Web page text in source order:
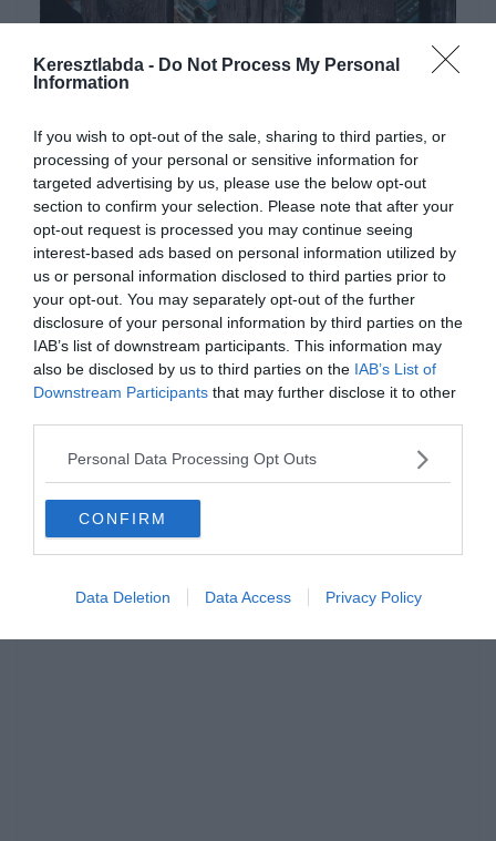
Keresztlabda - Do Not Process My Personal
Information
If you wish to opt-out of the sale, sharing to third parties, or
processing of your personal or sensitive information for
targeted advertising by us, please use the below opt-out
section to confirm your selection. Please note that after your
opt-out request is processed you may continue seeing
interest-based ads based on personal information utilized by
us or personal information disclosed to third parties prior to
your opt-out. You may separately opt-out of the further
disclosure of your personal information by third parties on the
IAB’s list of downstream participants. This information may
also be disclosed by us to third parties on the IAB’s List of
Downstream Participants that may further disclose it to other
Personal Data Processing Opt Outs
CONFIRM
Data Deletion Data Access Privacy Policy
Hirdetés